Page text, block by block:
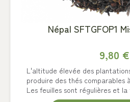
Népal SFTGFOP1
9,80 €
L'altitude élevée des
produire des thés comparables
Les feuilles sont régulières et la